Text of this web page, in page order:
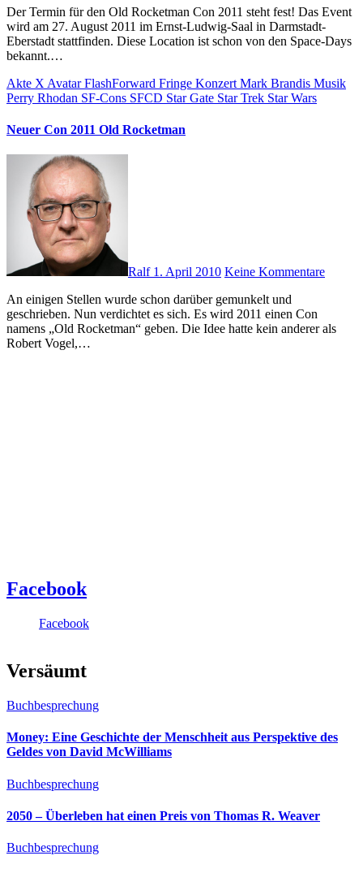
Der Termin für den Old Rocketman Con 2011 steht fest! Das Event
wird am 27. August 2011 im Ernst-Ludwig-Saal in Darmstadt-
Eberstadt stattfinden. Diese Location ist schon von den Space-Days
bekannt.…
Akte X AvatarFlashForward Fringe Konzert Mark Brandis Musik
Perry Rhodan SF-Cons SFCD Star Gate Star Trek Star Wars
Neuer Con 2011 Old Rocketman
Ralf 1. April 2010 Keine Kommentare
An einigen Stellen wurde schon darüber gemunkelt und
geschrieben. Nun verdichtet es sich. Es wird 2011 einen Con
namens „Old Rocketman“ geben. Die Idee hatte kein anderer als
Robert Vogel,…
Facebook
Facebook
Versäumt
Buchbesprechung
Money: Eine Geschichte der Menschheit aus Perspektive des
Geldes von David McWilliams
Buchbesprechung
2050 – Überleben hat einen Preis von Thomas R. Weaver
Buchbesprechung